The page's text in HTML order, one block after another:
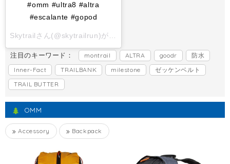
#omm #ultra8 #altra
#escalante #gopod
Skytrailさん(@skytrailrun)がシェアした投稿 -
注目のキーワード： montrail ALTRA goodr
防水
Inner-Fact
TRAILBANK milestone
ゼッケンベルト
TRAIL BUTTER
OMM
Accessory Backpack